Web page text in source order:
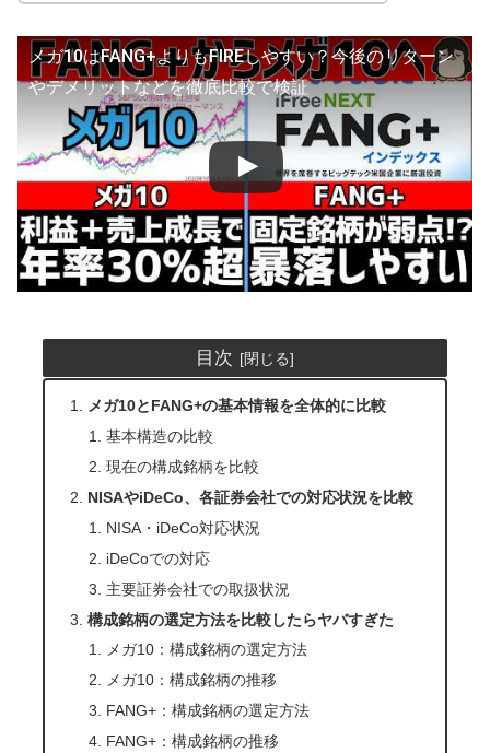
メガ10はFANG+よりもFIREしやすい？今後のリターン
やデメリットなどを徹底比較で検証
目次
メガ10とFANG+の基本情報を全体的に比較
基本構造の比較
現在の構成銘柄を比較
NISAやiDeCo、各証券会社での対応状況を比較
NISA・iDeCo対応状況
iDeCoでの対応
主要証券会社での取扱状況
構成銘柄の選定方法を比較したらヤバすぎた
メガ10：構成銘柄の選定方法
メガ10：構成銘柄の推移
FANG+：構成銘柄の選定方法
FANG+：構成銘柄の推移